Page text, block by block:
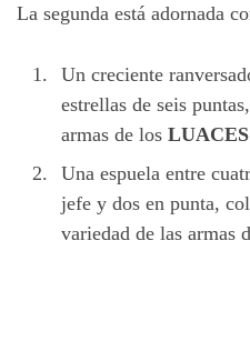
La segunda está adornada
Un creciente
estrellas de seis
armas de los LUACES
Una espuela entre
jefe y dos en punta,
variedad de las armas